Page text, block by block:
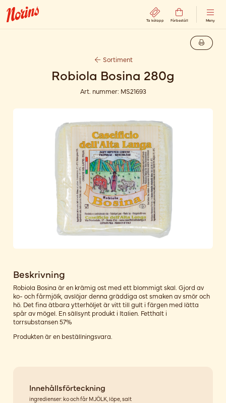
Ta kölapp Förbeställ Meny
Sortiment
Robiola Bosina 280g
Art. nummer: MS21693
Beskrivning
Robiola Bosina är en krämig ost med ett blommigt skal. Gjord av
ko- och fårmjölk, avslöjar denna gräddiga ost smaken av smör och
hö. Det fina ätbara ytterhöljet är vitt till gult i färgen med lätta
spår av mögel. En sällsynt produkt i Italien. Fetthalt i
torrsubstansen 57%
Produkten är en beställningsvara.
Innehållsförteckning
ingredienser: ko och får MJÖLK, löpe, salt